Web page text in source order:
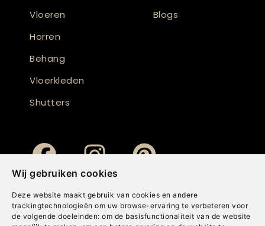
Wij gebruiken cookies
Deze website maakt gebruik van cookies en andere
trackingtechnologieën om uw browse-ervaring te verbeteren voor
de volgende doeleinden: om de basisfunctionaliteit van de website
Vloeren
Horren
Behang
Vloerkleden
Shutters
Blogs